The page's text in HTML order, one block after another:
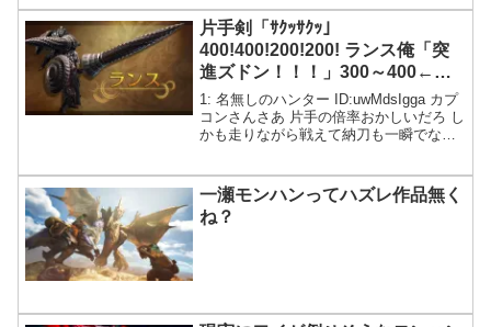
片手剣「ｻｸｯｻｸｯ」
400!400!200!200! ランス俺「突
進ズドン！！！」300～400←こ
れ😡
1: 名無しのハンター ID:uwMdsIgga カプ
コンさんさあ 片手の倍率おかしいだろ し
かも走りながら戦えて納刀も一瞬でなん
一瀬モンハンってハズレ作品無く
ね？